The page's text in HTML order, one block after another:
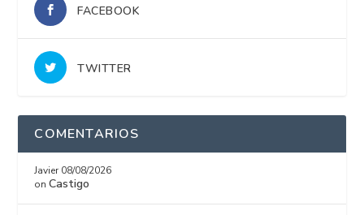
FACEBOOK
TWITTER
COMENTARIOS
Javier 08/08/2026
onCastigo